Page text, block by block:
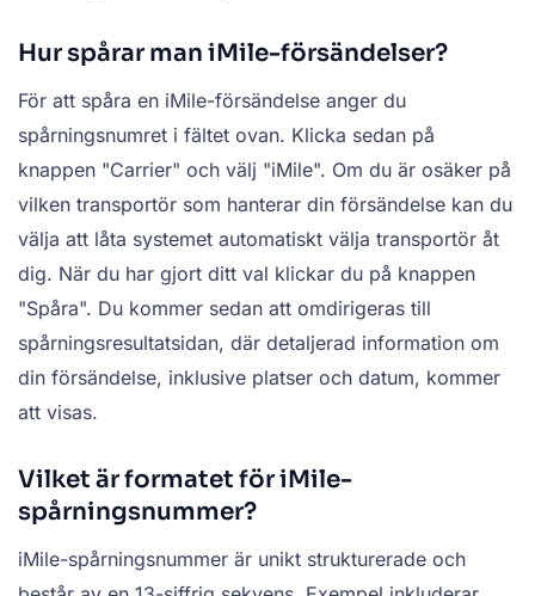
Hur spårar man iMile-försändelser?
För att spåra en iMile-försändelse anger du
spårningsnumret i fältet ovan. Klicka sedan på
knappen "Carrier" och välj "iMile". Om du är osäker på
vilken transportör som hanterar din försändelse kan du
välja att låta systemet automatiskt välja transportör åt
dig. När du har gjort ditt val klickar du på knappen
"Spåra". Du kommer sedan att omdirigeras till
spårningsresultatsidan, där detaljerad information om
din försändelse, inklusive platser och datum, kommer
att visas.
Vilket är formatet för iMile-
spårningsnummer?
iMile-spårningsnummer är unikt strukturerade och